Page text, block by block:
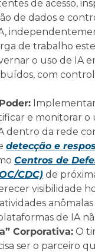
de acesso,
de dados e
de trabalho
o uso de IA
com
e monitorar o
dentro da rede
detecção e
Centros de
CDC) de
visibilidade
de IA
Corporativa: O
ser o parceiro